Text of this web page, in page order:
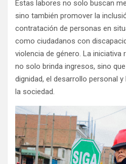
Estas labores no solo buscan
sino también promover la
contratación de personas en
como ciudadanos con
violencia de género. La iniciativa
no solo brinda ingresos, sino
dignidad, el desarrollo personal
la sociedad.